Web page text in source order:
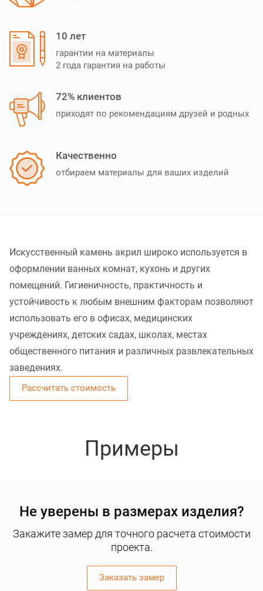
10 лет
гарантии на материалы
2 года гарантия на работы
72% клиентов
приходят по рекомендациям друзей и родных
Качественно
отбираем материалы для ваших изделий
Искусственный камень акрил широко используется в
оформлении ванных комнат, кухонь и других
помещений. Гигиеничность, практичность и
устойчивость к любым внешним факторам позволяют
использовать его в офисах, медицинских
учреждениях, детских садах, школах, местах
общественного питания и различных развлекательных
заведениях.
Рассчитать стоимость
Примеры
Не уверены в размерах изделия?
Закажите замер для точного расчета стоимости
проекта.
Заказать замер